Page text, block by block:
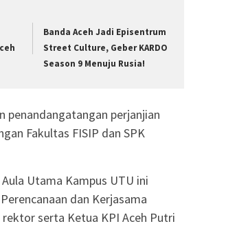
Banda Aceh Jadi Episentrum
Street Culture, Geber KARDO
Season 9 Menuju Rusia!
penandangatangan perjanjian
Fakultas FISIP dan SPK
Utama Kampus UTU ini
dan Kerjasama
rektor serta Ketua KPI Aceh Putri